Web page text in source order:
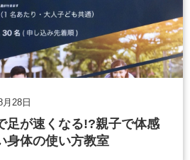
28日
足が速くなる!?親子で体感
身体の使い方教室